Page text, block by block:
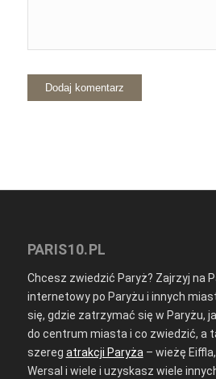
PARIS10.PL
Chcesz zwiedzić Paryż? Zajrzyj na
internetowy po Paryżu i innych
się, gdzie zatrzymać się w Paryżu,
do centrum miasta i co zwiedzić, a
szereg atrakcji Paryża – wieżę
Wersal i wiele i uzyskasz wiele